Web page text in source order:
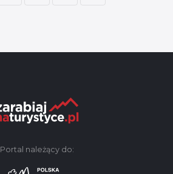
Portal należący do: